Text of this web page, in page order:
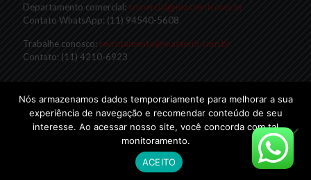
Departamento comercial: comercial@masterrh.com.br
Contato WhatsApp: (11) 94540-5608
Trabalhe conosco: recrutamento@masterrh.com.br
Contato: (11) 4210-6923
© 2019 Master RH
Nós armazenamos dados temporariamente para melhorar a sua
experiência de navegação e recomendar conteúdo de seu
interesse. Ao acessar nosso site, você concorda com tal
monitoramento.
ACEITO